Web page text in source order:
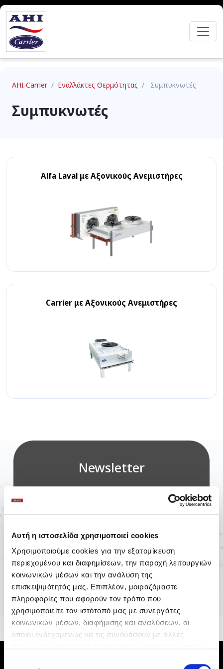
Αυτή η ιστοσελίδα χρησιμοποιεί cookies
Χρησιμοποιούμε cookies για την εξατομίκευση
περιεχομένου και διαφημίσεων, την παροχή λειτουργιών
κοινωνικών μέσων και την ανάλυση της
επισκεψιμότητάς μας. Επιπλέον, μοιραζόμαστε
πληροφορίες που αφορούν τον τρόπο που
χρησιμοποιείτε τον ιστότοπό μας με συνεργάτες
κοινωνικών μέσων, διαφήμισης και αναλύσεων, οι
οποίοι ενδεχομένως να τις συνδυάσουν με άλλες
AHI Carrier / Εναλλάκτες Θερμότητας / Συμπυκνωτές
Συμπυκνωτές
Alfa Laval με Αξονικούς Ανεμιστήρες
Carrier με Αξονικούς Ανεμιστήρες
Newsletter
*Με την εγγραφή αποδέχεστε την
Πολιτική Απορρήτου.